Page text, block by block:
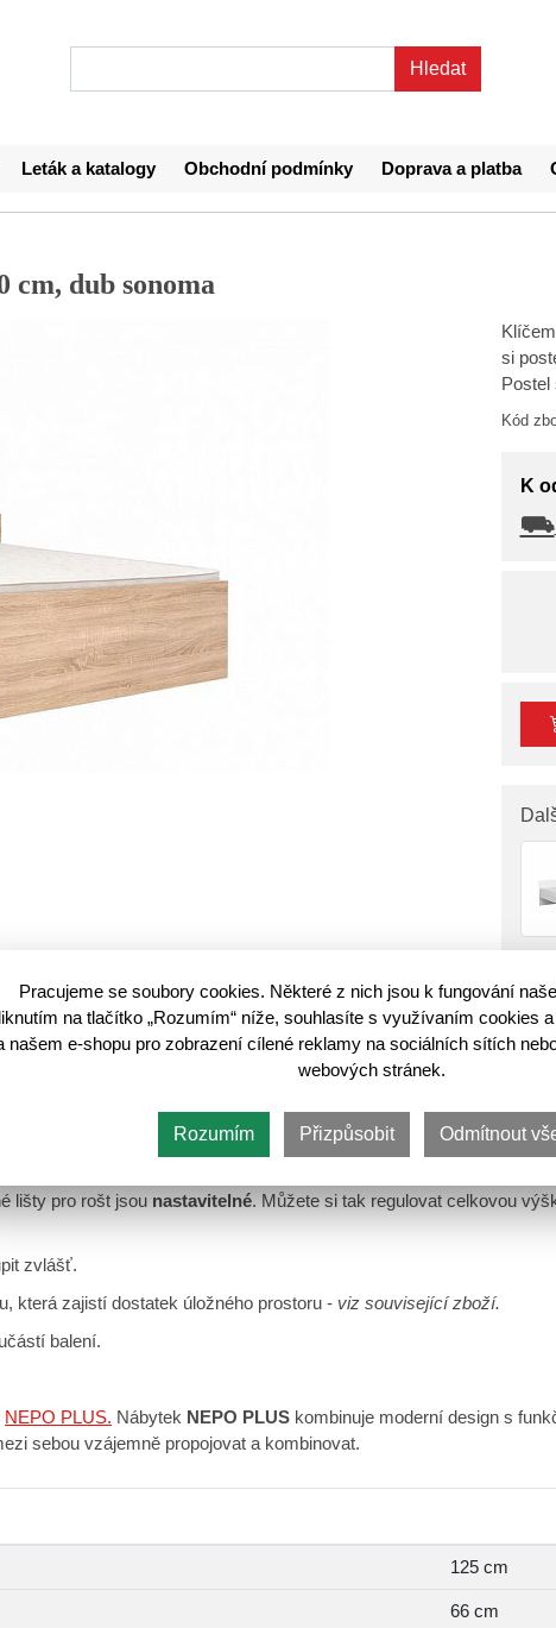
Leták a katalogy Obchodní podmínky Doprava a platba
cm, dub sonoma
si
Kód
K
⛟
lůžko. Vyberte si postel NEPO PLUS LOZ/120a zajistěte si
je určená pro matraci o rozměrech 120 x 200 cm. Matrace ovšem není
o síle 1,5 cm v moderním a žádaném dekoruDub sonoma.Nosnost
lišty pro rošt jsou nastavitelné. Můžete si tak regulovat celkovou
zvlášť.
která zajistí dostatek úložného prostoru - viz související zboží.
balení.
NEPO PLUS. Nábytek NEPO PLUS kombinuje moderní design s
sebou vzájemně propojovat a kombinovat.
125 cm
66 cm
Pracujeme se soubory cookies. Některé z nich jsou k fungování
na tlačítko „Rozumím“ níže, souhlasíte s využívaním cookies
našem e-shopu pro zobrazení cílené reklamy na sociálních sítích
webových stránek.
Rozumím Přizpůsobit Odmítnout